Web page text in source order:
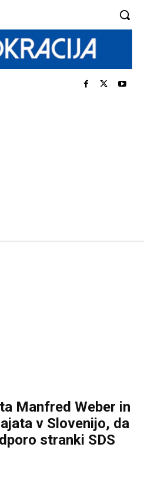
Manfred Weber in
v Slovenijo, da
stranki SDS